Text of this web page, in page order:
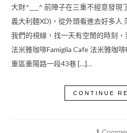
大財^___^ 前陣子在三重不經意發現
義大利麵XD)，從外頭看進去好多人
我們的視線，找一天有空閒的時刻
法米雅咖啡Famiglia Cafe 法米雅咖
重區重陽路一段43巷 […]…
CONTINUE